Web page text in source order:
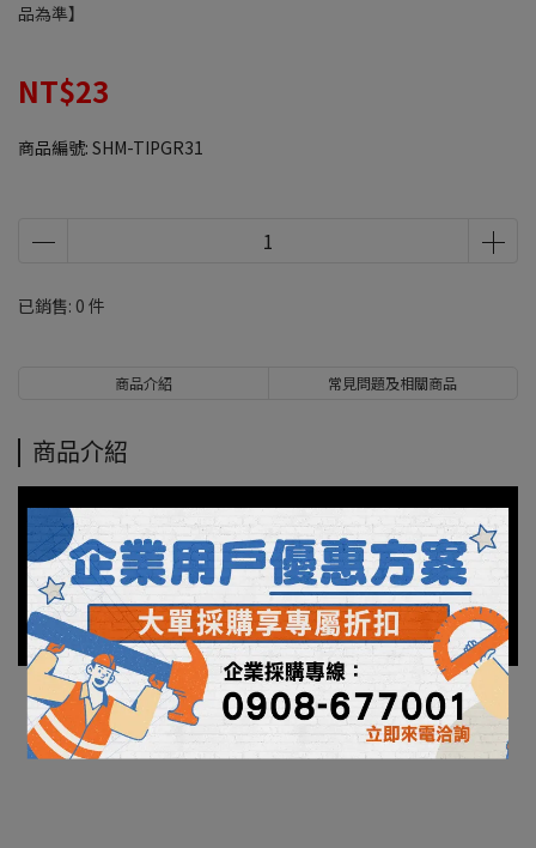
品為準】
NT$23
商品編號: SHM-TIPGR31
已銷售: 0 件
商品介紹 常見問題及相關商品
商品介紹